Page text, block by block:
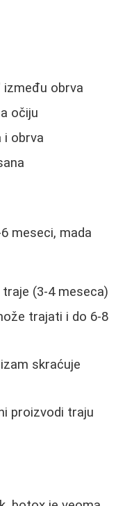
obrva
očiju
i obrva
meseci, mada
(3-4 meseca)
trajati i do 6-8
skraćuje
proizvodi traju